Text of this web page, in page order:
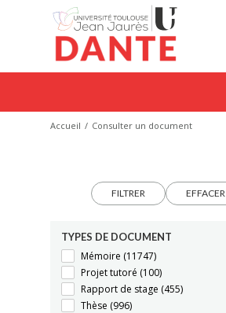
Accueil Consulter un document
FILTRER EFFACER
TYPES DE DOCUMENT
Mémoire (11747)
Projet tutoré (100)
Rapport de stage (455)
Thèse (996)